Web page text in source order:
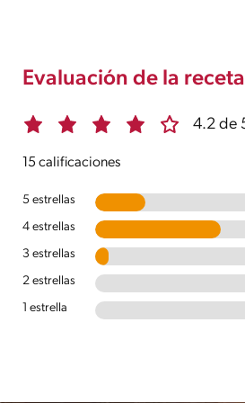
Evaluación de la
4.2 de
15 calificaciones
5 estrellas
4 estrellas
3 estrellas
2 estrellas
1 estrella